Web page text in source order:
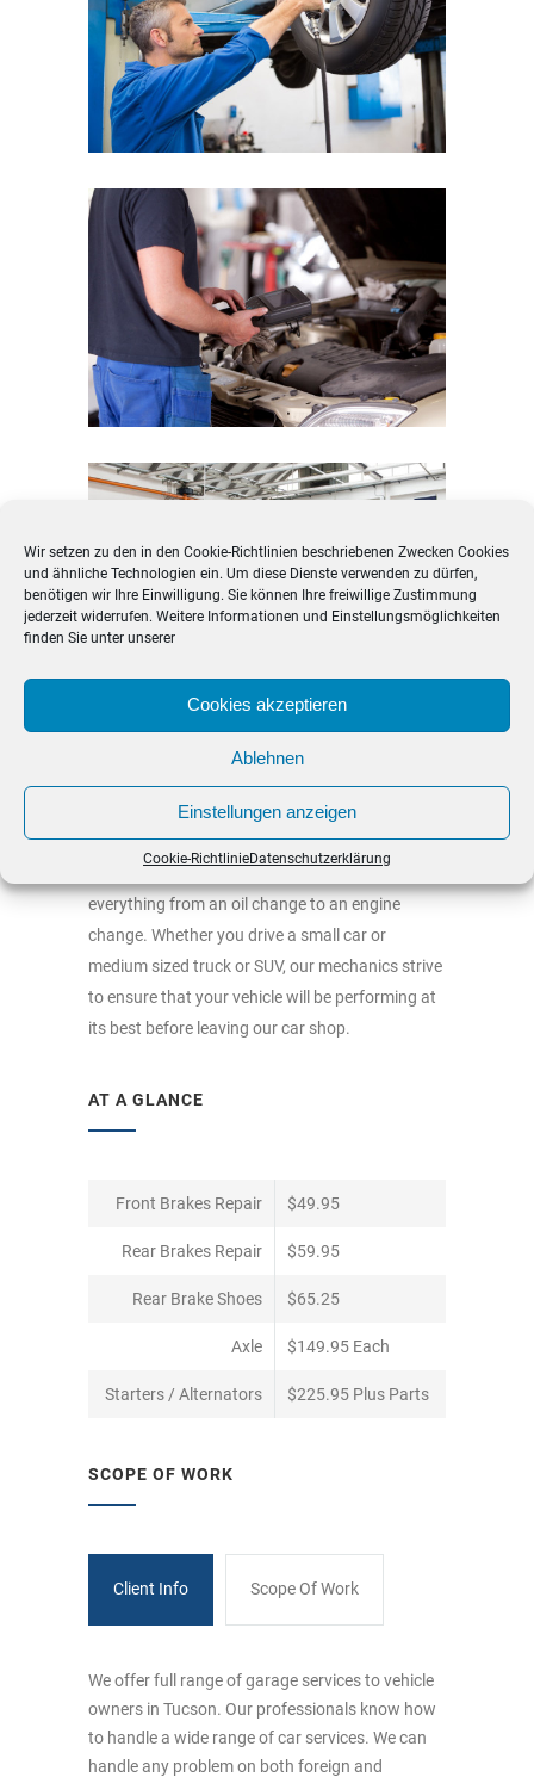
Wir setzen zu den in den Cookie-Richtlinien beschriebenen Zwecken Cookies
und ähnliche Technologien ein. Um diese Dienste verwenden zu dürfen,
benötigen wir Ihre Einwilligung. Sie können Ihre freiwillige Zustimmung
jederzeit widerrufen. Weitere Informationen und Einstellungsmöglichkeiten
finden Sie unter unserer
Cookies akzeptieren
Ablehnen
Einstellungen anzeigen
Cookie-RichtlinieDatenschutzerklärung
BRIEF DESCRIPTION
We offer a full range of garage services to
everything from an oil change to an engine
change. Whether you drive a small car or
medium sized truck or SUV, our mechanics strive
to ensure that your vehicle will be performing at
its best before leaving our car shop.
AT A GLANCE
Front Brakes Repair $49.95
Rear Brakes Repair $59.95
Rear Brake Shoes $65.25
Axle $149.95 Each
Starters / Alternators $225.95 Plus Parts
SCOPE OF WORK
Client Info Scope Of Work
We offer full range of garage services to vehicle
owners in Tucson. Our professionals know how
to handle a wide range of car services. We can
handle any problem on both foreign and